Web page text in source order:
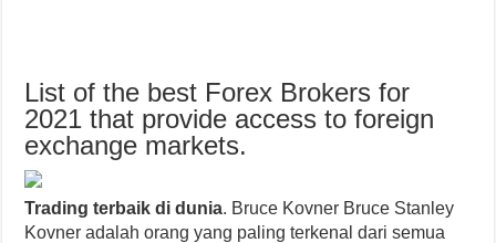
List of the best Forex Brokers for
2021 that provide access to foreign
exchange markets.
Trading terbaik di dunia. Bruce Kovner Bruce Stanley
Kovner adalah orang yang paling terkenal dari semua